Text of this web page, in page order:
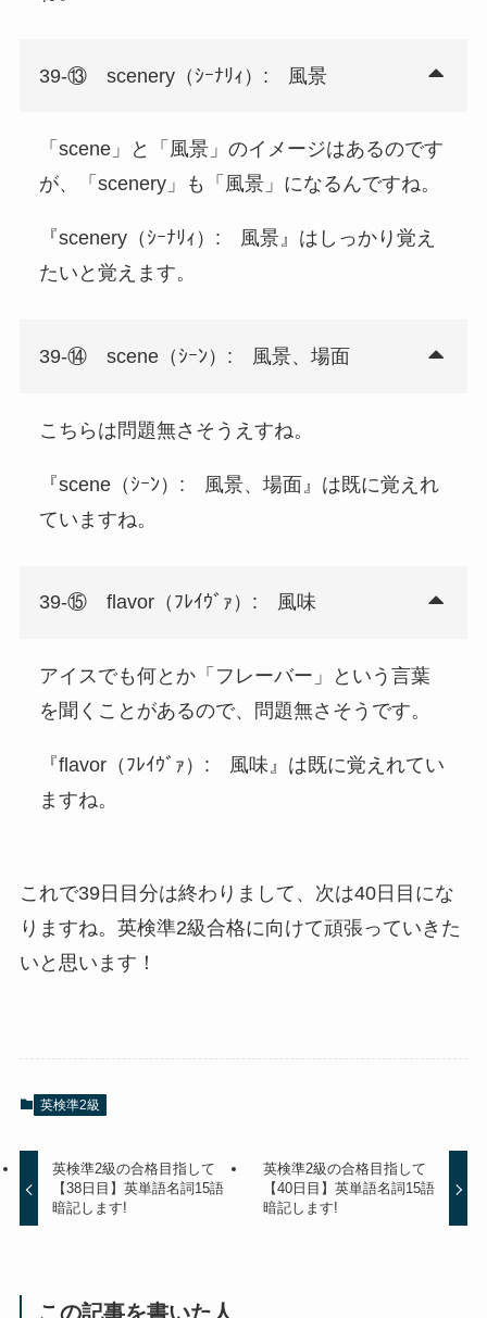
39-⑬ scenery（ｼｰﾅﾘｨ）: 風景
「scene」と「風景」のイメージはあるのです
が、「scenery」も「風景」になるんですね。
『scenery（ｼｰﾅﾘｨ）: 風景』はしっかり覚え
たいと覚えます。
39-⑭ scene（ｼｰﾝ）: 風景、場面
こちらは問題無さそうえすね。
『scene（ｼｰﾝ）: 風景、場面』は既に覚えれ
ていますね。
39-⑮ flavor（ﾌﾚｲｳﾞｧ）: 風味
アイスでも何とか「フレーバー」という言葉
を聞くことがあるので、問題無さそうです。
『flavor（ﾌﾚｲｳﾞｧ）: 風味』は既に覚えれてい
ますね。
これで39日目分は終わりまして、次は40日目にな
りますね。英検準2級合格に向けて頑張っていきた
いと思います！
英検準2級
英検準2級の合格目指して
【38日目】英単語名詞15語
暗記します!
英検準2級の合格目指して
【40日目】英単語名詞15語
暗記します!
この記事を書いた人